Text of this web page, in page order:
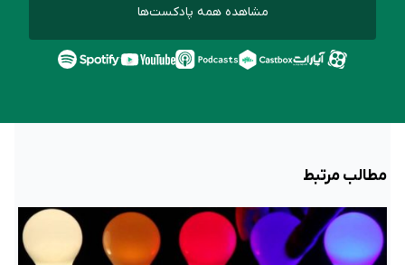
مشاهده همه پادکست‌ها
مطالب مرتبط